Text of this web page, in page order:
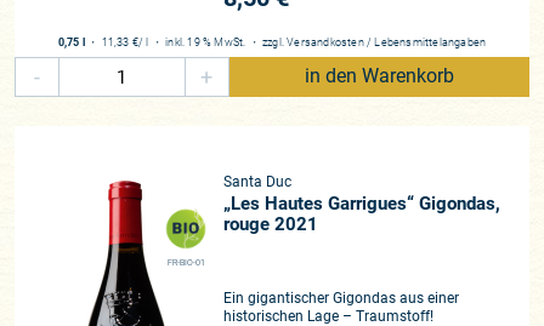
0,75 l ・ 11,33 €/ l ・inkl. 19 % MwSt. ・ zzgl.Versandkosten / Lebensmittelangaben
- + in den Warenkorb
FR-BIO-01
Santa Duc
„Les Hautes Garrigues“ Gigondas,
rouge 2021
Ein gigantischer Gigondas aus einer
historischen Lage – Traumstoff!